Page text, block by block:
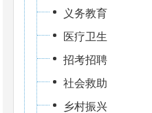
义务教育
医疗卫生
招考招聘
社会救助
乡村振兴